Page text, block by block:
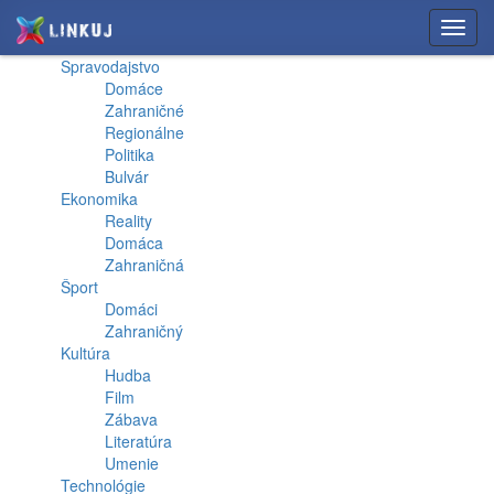
Spravodajstvo
Domáce
Zahraničné
Regionálne
Politika
Bulvár
Ekonomika
Reality
Domáca
Zahraničná
Šport
Domáci
Zahraničný
Kultúra
Hudba
Film
Zábava
Literatúra
Umenie
Technológie